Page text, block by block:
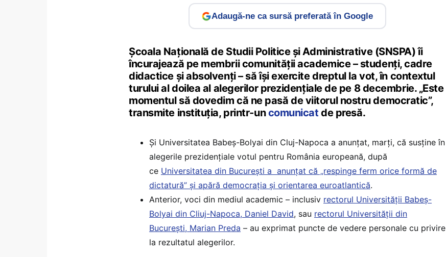
Adaugă-ne ca sursă preferată în Google
Școala Naţională de Studii Politice și Administrative (SNSPA) îi
încurajează pe membrii comunității academice – studenți, cadre
didactice și absolvenți – să își exercite dreptul la vot, în contextul
turului al doilea al alegerilor prezidențiale de pe 8 decembrie. „Este
momentul să dovedim că ne pasă de viitorul nostru democratic”,
transmite instituția, printr-uncomunicat de presă.
Și Universitatea Babeș-Bolyai din Cluj-Napoca a anunțat, marți, că susține în
alegerile prezidențiale votul pentru România europeană, după
ce Universitatea din București a anunțat că „respinge ferm orice formă de
dictatură” și apără democrația și orientarea euroatlantică.
Anterior, voci din mediul academic – inclusiv rectorul Universității Babeș-
Bolyai din Cliuj-Napoca, Daniel David, sau rectorul Universității din
București, Marian Preda – au exprimat puncte de vedere personale cu privire
la rezultatul alegerilor.